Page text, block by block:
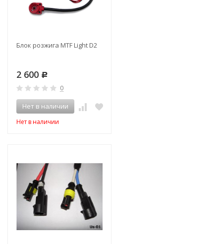
Блок розжига MTF Light D2
2 600 Р
0
Нет в наличии
Нет в наличии